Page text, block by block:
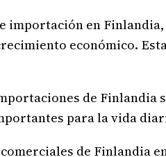
importación en
económico.
de Finlandia
para la vida
de Finlandia